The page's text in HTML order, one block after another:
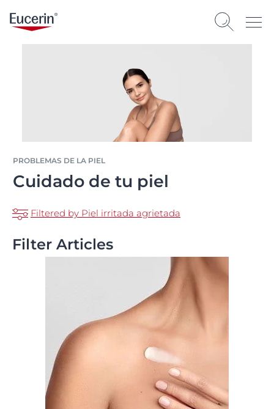
PROBLEMAS DE LA PIEL
Cuidado de tu piel
Filtered by Piel irritada agrietada
Filter Articles